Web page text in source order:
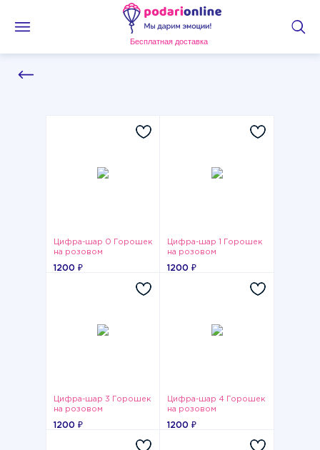
Бесплатная доставка
Цифра-шар 0 Горошек
на розовом
1200 ₽
Цифра-шар 1 Горошек
на розовом
1200 ₽
Цифра-шар 3 Горошек
на розовом
1200 ₽
Цифра-шар 4 Горошек
на розовом
1200 ₽